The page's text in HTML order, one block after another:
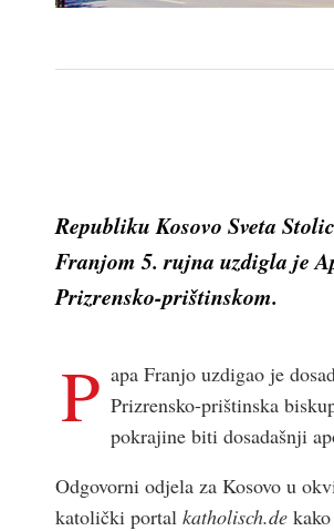
Republiku Kosovo Sveta
Franjom 5. rujna uzdigla je
Prizrensko-prištinskom.
P apa Franjo uzdigao je
Prizrensko-prištinska
pokrajine biti dosadašnji
Odgovorni odjela za Kosovo u
katolički portal katholisch.de